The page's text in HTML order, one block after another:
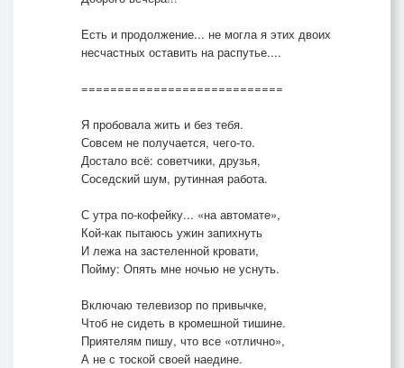
Есть и продолжение... не могла я этих двоих
несчастных оставить на распутье....
============================
Я пробовала жить и без тебя.
Совсем не получается, чего-то.
Достало всё: советчики, друзья,
Соседский шум, рутинная работа.
С утра по-кофейку... «на автомате»,
Кой-как пытаюсь ужин запихнуть
И лежа на застеленной кровати,
Пойму: Опять мне ночью не уснуть.
Включаю телевизор по привычке,
Чтоб не сидеть в кромешной тишине.
Приятелям пишу, что все «отлично»,
А не с тоской своей наедине.